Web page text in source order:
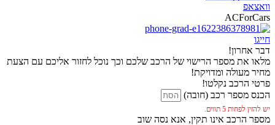
וואצאפ
ACForCars
חייגו
דבר אחרון!
מלאו את מספר הרישוי של הרכב שלכם וכך נוכל לחזור אליכם עם הצעת
מחיר מעולה ומדויקת!
פרטי הרכב נקלטו!
הכנס מספר רכב (חובה)
יש להזין לפחות 5 תווים.
מספר הרכב אינו תקין, אנא נסה שוב